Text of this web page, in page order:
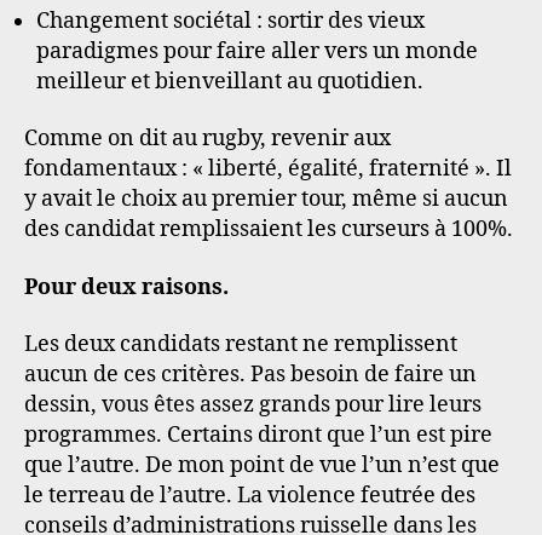
Changement sociétal : sortir des vieux
paradigmes pour faire aller vers un monde
meilleur et bienveillant au quotidien.
Comme on dit au rugby, revenir aux
fondamentaux : « liberté, égalité, fraternité ». Il
y avait le choix au premier tour, même si aucun
des candidat remplissaient les curseurs à 100%.
Pour deux raisons.
Les deux candidats restant ne remplissent
aucun de ces critères. Pas besoin de faire un
dessin, vous êtes assez grands pour lire leurs
programmes. Certains diront que l’un est pire
que l’autre. De mon point de vue l’un n’est que
le terreau de l’autre. La violence feutrée des
conseils d’administrations ruisselle dans les